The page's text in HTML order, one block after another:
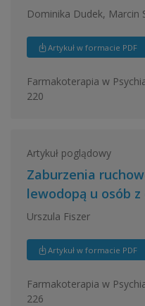
Dominika Dudek, Marcin
Artykuł w formacie PDF
Farmakoterapia w
220
Artykuł poglądowy
Zaburzenia
lewodopą u osób
Urszula Fiszer
Artykuł w formacie PDF
Farmakoterapia w
226